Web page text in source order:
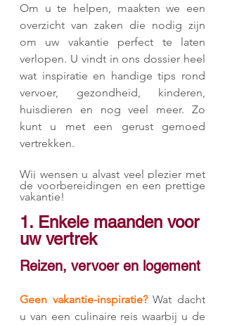
Om u te helpen, maakten we een
overzicht van zaken die nodig zijn
om uw vakantie perfect te laten
verlopen. U vindt in ons dossier heel
wat inspiratie en handige tips rond
vervoer, gezondheid, kinderen,
huisdieren en nog veel meer. Zo
kunt u met een gerust gemoed
vertrekken.
Wij wensen u alvast veel plezier met
de voorbereidingen en een prettige
vakantie!
1. Enkele maanden voor
uw vertrek
Reizen, vervoer en logement
Geen vakantie-inspiratie? Wat dacht
u van een culinaire reis waarbij u de